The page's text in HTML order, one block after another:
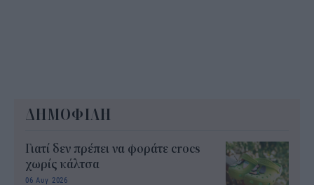
ΔΗΜΟΦΙΛΗ
Γιατί δεν πρέπει να φοράτε crocs
χωρίς κάλτσα
06 Αυγ 2026